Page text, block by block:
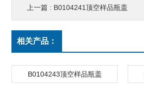
上一篇 : B0104241顶空样品瓶盖
相关产品：
B0104243顶空样品瓶盖